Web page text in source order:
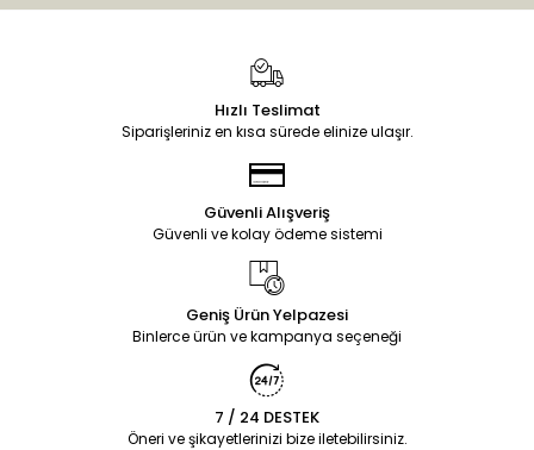
Hızlı Teslimat
Siparişleriniz en kısa sürede elinize ulaşır.
Güvenli Alışveriş
Güvenli ve kolay ödeme sistemi
Geniş Ürün Yelpazesi
Binlerce ürün ve kampanya seçeneği
7 / 24 DESTEK
Öneri ve şikayetlerinizi bize iletebilirsiniz.